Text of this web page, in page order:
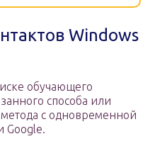
Windows
обучающего
способа или
с одновременной
Google.